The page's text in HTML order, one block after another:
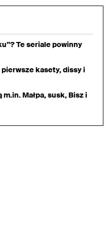
Te seriale powinny
kasety, dissy i
Małpa, susk, Bisz i